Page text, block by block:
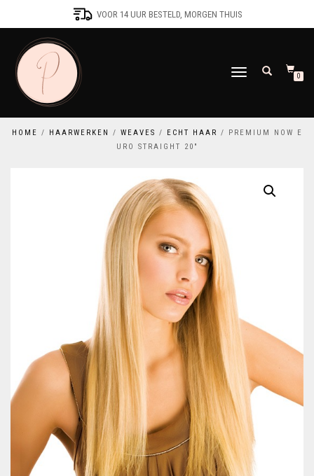
VOOR 14 UUR BESTELD, MORGEN THUIS
SCHAKEL
0
HOME / HAARWERKEN / WEAVES / ECHT HAAR / PREMIUM NOW E
URO STRAIGHT 20″